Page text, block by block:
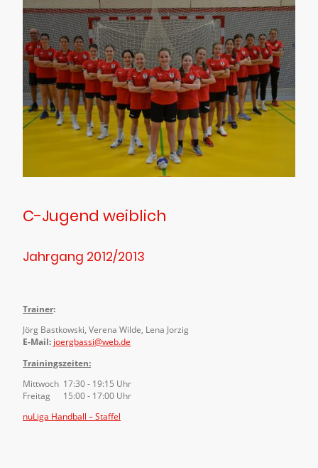
C-Jugend weiblich
Jahrgang 2012/2013
Trainer:
Jörg Bastkowski, Verena Wilde, Lena Jorzig
E-Mail: joergbassi@web.de
Trainingszeiten:
Mittwoch 17:30 - 19:15 Uhr
Freitag 15:00 - 17:00 Uhr
nuLiga Handball – Staffel